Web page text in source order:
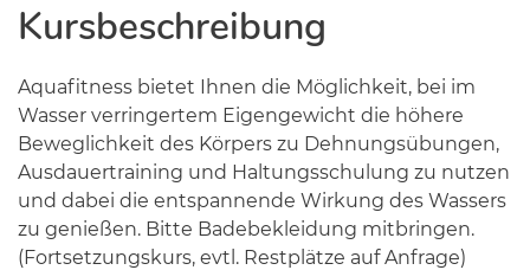
Kursbeschreibung
Aquafitness bietet Ihnen die Möglichkeit, bei im
Wasser verringertem Eigengewicht die höhere
Beweglichkeit des Körpers zu Dehnungsübungen,
Ausdauertraining und Haltungsschulung zu nutzen
und dabei die entspannende Wirkung des Wassers
zu genießen. Bitte Badebekleidung mitbringen.
(Fortsetzungskurs, evtl. Restplätze auf Anfrage)